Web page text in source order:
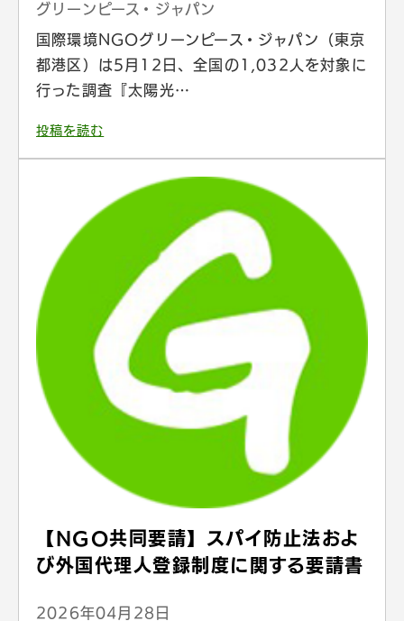
グリーンピース・ジャパン
国際環境NGOグリーンピース・ジャパン（東京
都港区）は5月12日、全国の1,032人を対象に
行った調査『太陽光…
投稿を読む
【NGO共同要請】スパイ防止法およ
び外国代理人登録制度に関する要請書
2026年04月28日